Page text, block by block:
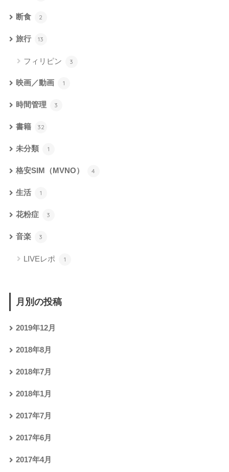
断食 2
旅行 13
フィリピン 3
映画／動画 1
時間管理 3
書籍 32
未分類 1
格安SIM（MVNO） 4
生活 1
花粉症 3
音楽 3
LIVEレポ 1
月別の投稿
2019年12月
2018年8月
2018年7月
2018年1月
2017年7月
2017年6月
2017年4月